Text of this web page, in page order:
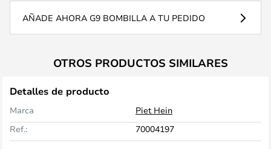
AÑADE AHORA G9 BOMBILLA A TU PEDIDO
OTROS PRODUCTOS SIMILARES
Detalles de producto
Marca
Piet Hein
Ref.:
70004197